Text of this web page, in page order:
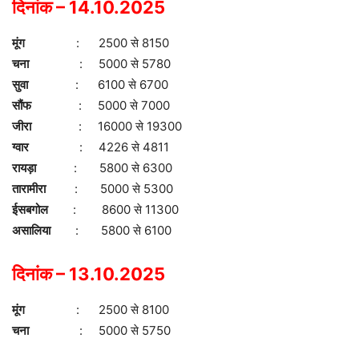
दिनांक – 14.10.2025
मूंग: 2500 से 8150
चना : 5000 से 5780
सुवा : 6100 से 6700
सौंफ
: 5000 से 7000
जीरा : 16000 से 19300
ग्वार
: 4226 से 4811
रायड़ा : 5800 से 6300
तारामीरा: 5000 से 5300
ईसबगोल
: 8600 से 11300
असालिया : 5800 से 6100
दिनांक – 13.10.2025
मूंग: 2500 से 8100
चना : 5000 से 5750